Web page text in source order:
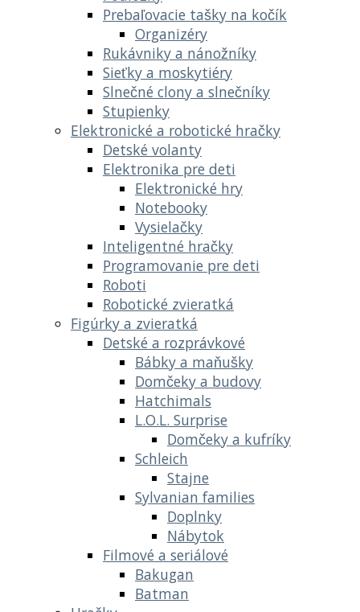
Prebaľovacie tašky na kočík
Organizéry
Rukávniky a nánožníky
Sieťky a moskytiéry
Slnečné clony a slnečníky
Stupienky
Elektronické a robotické hračky
Detské volanty
Elektronika pre deti
Elektronické hry
Notebooky
Vysielačky
Inteligentné hračky
Programovanie pre deti
Roboti
Robotické zvieratká
Figúrky a zvieratká
Detské a rozprávkové
Bábky a maňušky
Domčeky a budovy
Hatchimals
L.O.L. Surprise
Domčeky a kufríky
Schleich
Stajne
Sylvanian families
Doplnky
Nábytok
Filmové a seriálové
Bakugan
Batman